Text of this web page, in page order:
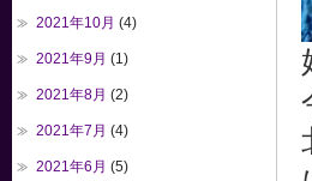
2021年10月 (4)
2021年9月 (1)
2021年8月 (2)
2021年7月 (4)
2021年6月 (5)